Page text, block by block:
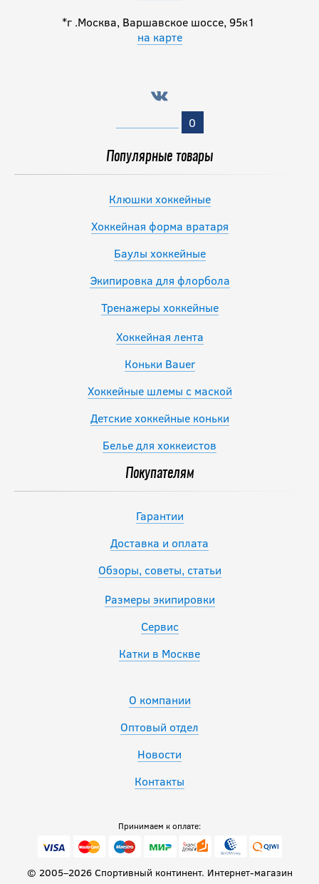
*г .Москва, Варшавское шоссе, 95к1
на карте
0
Популярные товары
Клюшки хоккейные
Хоккейная форма вратаря
Баулы хоккейные
Экипировка для флорбола
Тренажеры хоккейные
Хоккейная лента
Коньки Bauer
Хоккейные шлемы с маской
Детские хоккейные коньки
Белье для хоккеистов
Покупателям
Гарантии
Доставка и оплата
Обзоры, советы, статьи
Размеры экипировки
Сервис
Катки в Москве
О компании
Оптовый отдел
Новости
Контакты
Принимаем к оплате:
© 2005–2026 Спортивный континент. Интернет-магазин